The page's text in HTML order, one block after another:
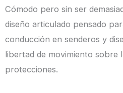
Cómodo pero sin ser
diseño articulado pensado
conducción en senderos y
libertad de movimiento sobre
protecciones.